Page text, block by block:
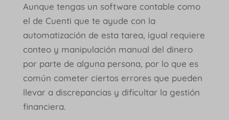
Aunque tengas un software contable como
el de Cuenti que te ayude con la
automatización de esta tarea, igual requiere
conteo y manipulación manual del dinero
por parte de alguna persona, por lo que es
común cometer ciertos errores que pueden
llevar a discrepancias y dificultar la gestión
financiera.